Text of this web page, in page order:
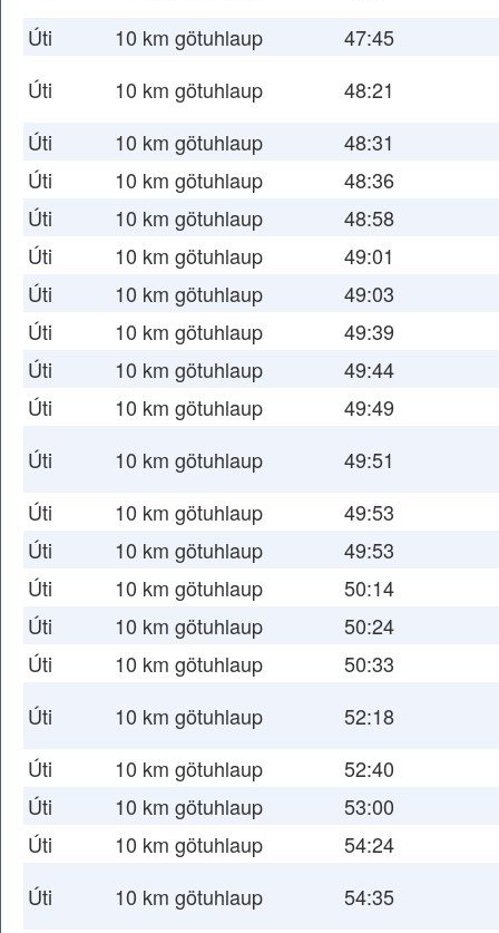
Úti
10 km götuhlaup
47:45
Úti
10 km götuhlaup
48:21
Úti
10 km götuhlaup
48:31
Úti
10 km götuhlaup
48:36
Úti
10 km götuhlaup
48:58
Úti
10 km götuhlaup
49:01
Úti
10 km götuhlaup
49:03
Úti
10 km götuhlaup
49:39
Úti
10 km götuhlaup
49:44
Úti
10 km götuhlaup
49:49
Úti
10 km götuhlaup
49:51
Úti
10 km götuhlaup
49:53
Úti
10 km götuhlaup
49:53
Úti
10 km götuhlaup
50:14
Úti
10 km götuhlaup
50:24
Úti
10 km götuhlaup
50:33
Úti
10 km götuhlaup
52:18
Úti
10 km götuhlaup
52:40
Úti
10 km götuhlaup
53:00
Úti
10 km götuhlaup
54:24
Úti
10 km götuhlaup
54:35